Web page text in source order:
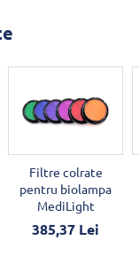
Filtre colrate
pentru biolampa
MediLight
385,37 Lei